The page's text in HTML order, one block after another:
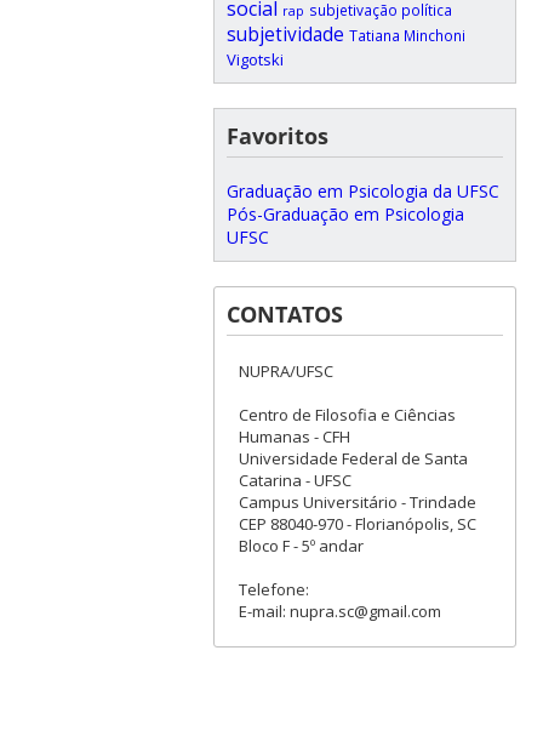
social rap subjetivação política
subjetividade Tatiana Minchoni
Vigotski
Favoritos
Graduação em Psicologia da UFSC
Pós-Graduação em Psicologia
UFSC
CONTATOS
NUPRA/UFSC
Centro de Filosofia e Ciências
Humanas - CFH
Universidade Federal de Santa
Catarina - UFSC
Campus Universitário - Trindade
CEP 88040-970 - Florianópolis, SC
Bloco F - 5º andar
Telefone:
E-mail: nupra.sc@gmail.com